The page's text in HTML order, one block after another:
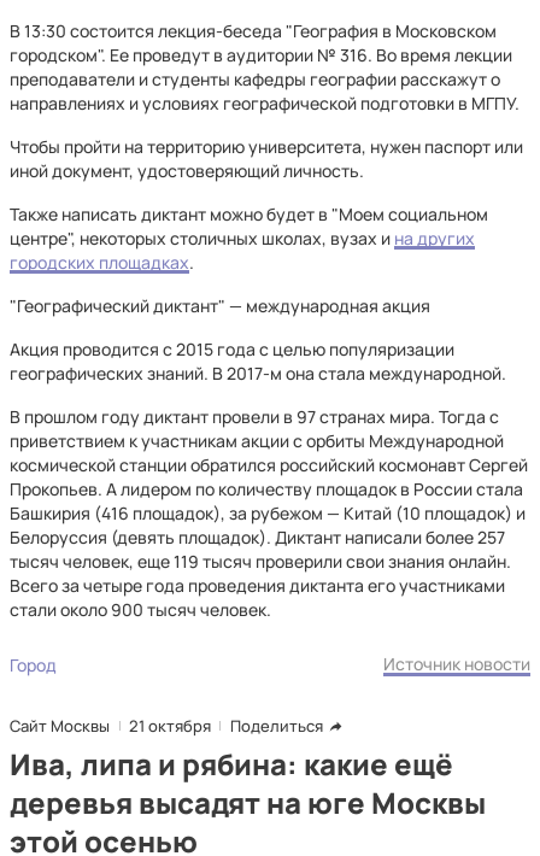
В 13:30 состоится лекция-беседа "География в Московском
городском". Ее проведут в аудитории № 316. Во время лекции
преподаватели и студенты кафедры географии расскажут о
направлениях и условиях географической подготовки в МГПУ.
Чтобы пройти на территорию университета, нужен паспорт или
иной документ, удостоверяющий личность.
Также написать диктант можно будет в "Моем социальном
центре", некоторых столичных школах, вузах и на других
городских площадках.
"Географический диктант" — международная акция
Акция проводится с 2015 года с целью популяризации
географических знаний. В 2017-м она стала международной.
В прошлом году диктант провели в 97 странах мира. Тогда с
приветствием к участникам акции с орбиты Международной
космической станции обратился российский космонавт Сергей
Прокопьев. А лидером по количеству площадок в России стала
Башкирия (416 площадок), за рубежом — Китай (10 площадок) и
Белоруссия (девять площадок). Диктант написали более 257
тысяч человек, еще 119 тысяч проверили свои знания онлайн.
Всего за четыре года проведения диктанта его участниками
стали около 900 тысяч человек.
Город Источник новости
Сайт Москвы 21 октября Поделиться
Ива, липа и рябина: какие ещё
деревья высадят на юге Москвы
этой осенью